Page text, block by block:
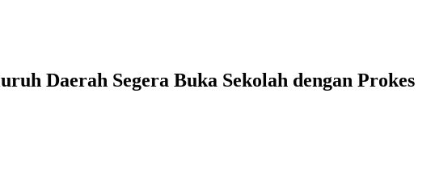
Daerah Segera Buka Sekolah dengan Prokes